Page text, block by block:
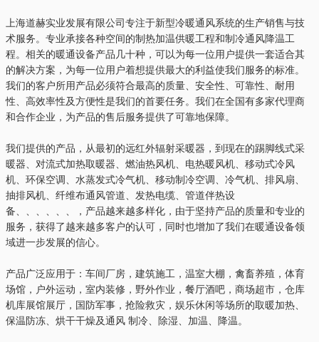
上海道赫实业发展有限公司专注于新型冷暖通风系统的生产销售与技
术服务。专业承接各种空间的制热加温供暖工程和制冷通风降温工
程。相关的暖通设备产品几十种，可以为每一位用户提供一套适合其
的解决方案，为每一位用户着想提供最大的利益使我们服务的标准。
我们的客户所用产品必须符合最高的质量、安全性、可靠性、耐用
性、高效率性及方便性是我们的首要任务。我们在全国有多家代理商
和合作企业，为产品的售后服务提供了可靠地保障。
我们提供的产品，从最初的远红外辐射采暖器，到现在的踢脚线式采
暖器、对流式加热取暖器、燃油热风机、电热暖风机、移动式冷风
机、环保空调、水蒸发式冷气机、移动制冷空调、冷气机、排风扇、
抽排风机、纤维布通风管道、发热电缆、管道伴热设
备、、、、、、，产品越来越多样化，由于坚持产品的质量和专业的
服务，获得了越来越多客户的认可，同时也增加了我们在暖通设备领
域进一步发展的信心。
产品广泛应用于：车间厂房，建筑施工，温室大棚，禽畜养殖，体育
场馆，户外运动，室内装修，野外作业，餐厅酒吧，商场超市，仓库
机库展馆展厅，国防军事，抢险救灾，娱乐休闲等场所的取暖加热、
保温防冻、烘干干燥及通风 制冷、除湿、加温、降温。